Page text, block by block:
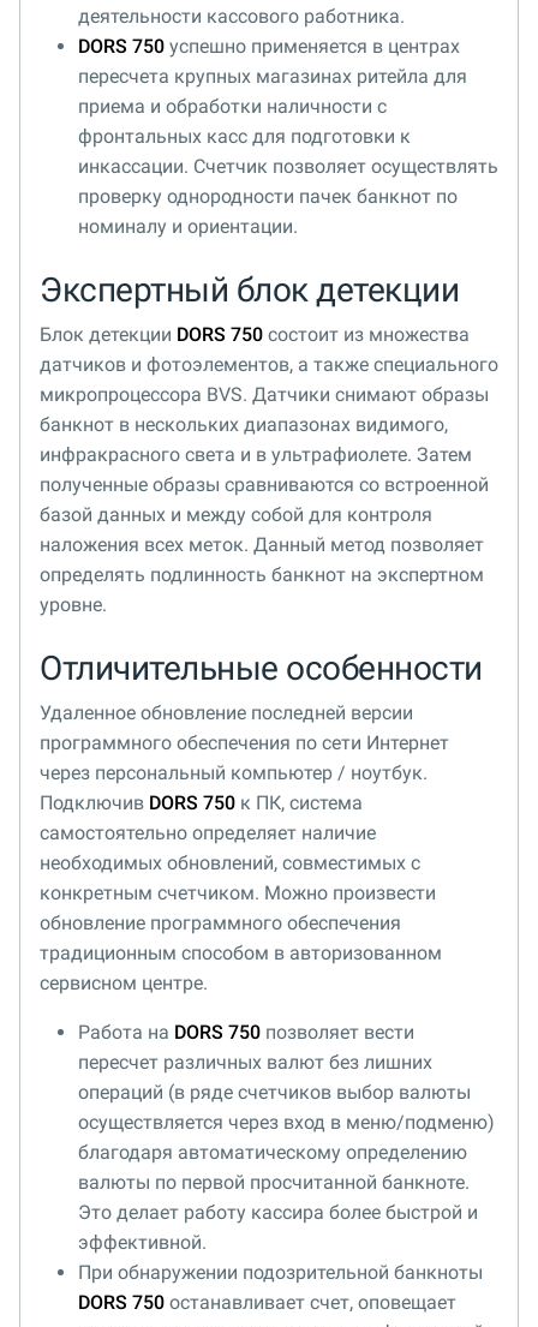
деятельности кассового работника.
DORS 750 успешно применяется в центрах
пересчета крупных магазинах ритейла для
приема и обработки наличности с
фронтальных касс для подготовки к
инкассации. Счетчик позволяет осуществлять
проверку однородности пачек банкнот по
номиналу и ориентации.
Экспертный блок детекции
Блок детекции DORS 750 состоит из множества
датчиков и фотоэлементов, а также специального
микропроцессора BVS. Датчики снимают образы
банкнот в нескольких диапазонах видимого,
инфракрасного света и в ультрафиолете. Затем
полученные образы сравниваются со встроенной
базой данных и между собой для контроля
наложения всех меток. Данный метод позволяет
определять подлинность банкнот на экспертном
уровне.
Отличительные особенности
Удаленное обновление последней версии
программного обеспечения по сети Интернет
через персональный компьютер / ноутбук.
Подключив DORS 750 к ПК, система
самостоятельно определяет наличие
необходимых обновлений, совместимых с
конкретным счетчиком. Можно произвести
обновление программного обеспечения
традиционным способом в авторизованном
сервисном центре.
Работа на DORS 750 позволяет вести
пересчет различных валют без лишних
операций (в ряде счетчиков выбор валюты
осуществляется через вход в меню/подменю)
благодаря автоматическому определению
валюты по первой просчитанной банкноте.
Это делает работу кассира более быстрой и
эффективной.
При обнаружении подозрительной банкноты
DORS 750 останавливает счет, оповещает